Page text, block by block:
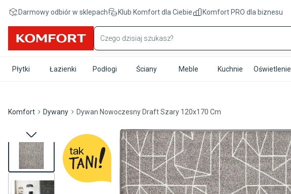
Darmowy odbiór w sklepach Klub Komfortdla Ciebie Komfort PRO dla biznesu
Płytki Łazienki Podłogi Ściany Meble Kuchnie Oświetlenie
Komfort Dywany Dywan Nowoczesny Draft Szary 120x170 Cm